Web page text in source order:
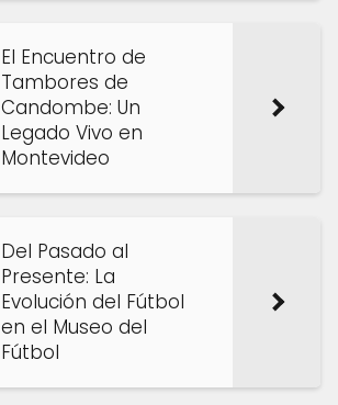
El Encuentro de
Tambores de
Candombe: Un
Legado Vivo en
Montevideo
Del Pasado al
Presente: La
Evolución del Fútbol
en el Museo del
Fútbol